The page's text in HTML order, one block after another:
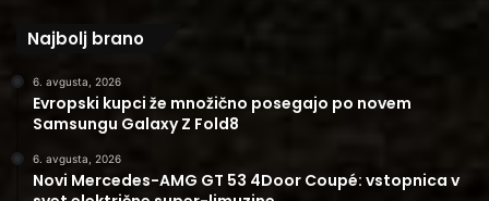
Najbolj brano
6. avgusta, 2026
Evropski kupci že množično posegajo po novem
Samsungu Galaxy Z Fold8
6. avgusta, 2026
Novi Mercedes-AMG GT 53 4Door Coupé: vstopnica v